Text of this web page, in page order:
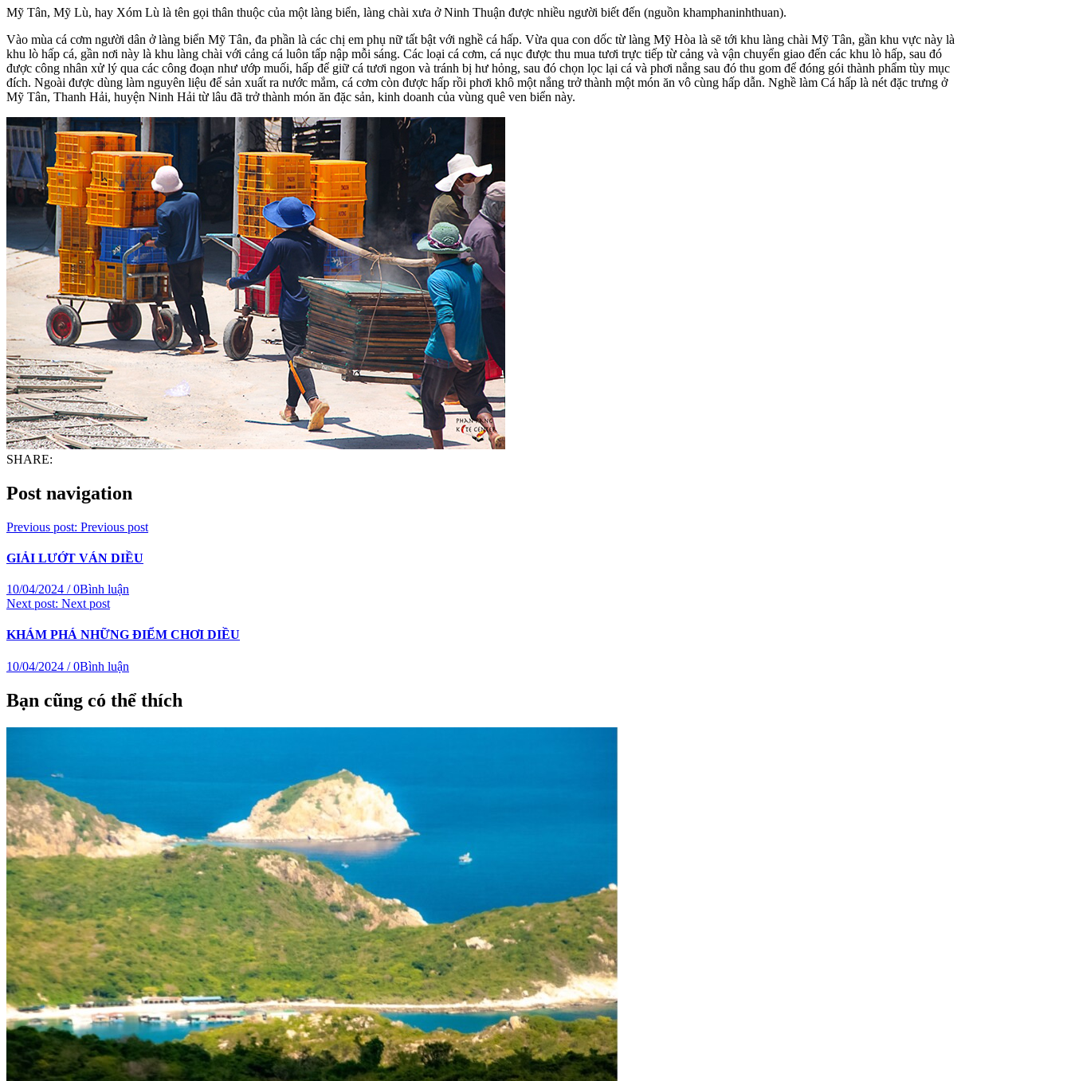
Mỹ Tân, Mỹ Lù, hay Xóm Lù là tên gọi thân thuộc của một làng biển, làng chài xưa ở Ninh Thuận được nhiều người biết đến (nguồn khamphaninhthuan).
Vào mùa cá cơm người dân ở làng biển Mỹ Tân, đa phần là các chị em phụ nữ tất bật với nghề cá hấp. Vừa qua con dốc từ làng Mỹ Hòa là sẽ tới khu làng chài Mỹ Tân, gần khu vực này là
khu lò hấp cá, gần nơi này là khu làng chài với cảng cá luôn tấp nập mỗi sáng. Các loại cá cơm, cá nục được thu mua tươi trực tiếp từ cảng và vận chuyển giao đến các khu lò hấp, sau đó
được công nhân xử lý qua các công đoạn như ướp muối, hấp để giữ cá tươi ngon và tránh bị hư hỏng, sau đó chọn lọc lại cá và phơi nắng sau đó thu gom để đóng gói thành phẩm tùy mục
đích. Ngoài được dùng làm nguyên liệu để sản xuất ra nước mắm, cá cơm còn được hấp rồi phơi khô một nắng trở thành một món ăn vô cùng hấp dẫn. Nghề làm Cá hấp là nét đặc trưng ở
Mỹ Tân, Thanh Hải, huyện Ninh Hải từ lâu đã trở thành món ăn đặc sản, kinh doanh của vùng quê ven biển này.
SHARE:
Post navigation
Previous post: Previous post
GIẢI LƯỚT VÁN DIỀU
10/04/2024 /0Bình luận
Next post: Next post
KHÁM PHÁ NHỮNG ĐIỂM CHƠI DIỀU
10/04/2024 /0Bình luận
Bạn cũng có thể thích